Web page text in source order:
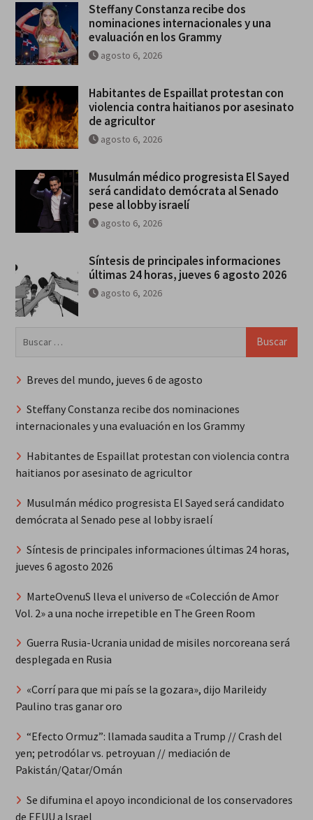
Steffany Constanza recibe dos
nominaciones internacionales y una
evaluación en los Grammy
agosto 6, 2026
Habitantes de Espaillat protestan con
violencia contra haitianos por asesinato
de agricultor
agosto 6, 2026
Musulmán médico progresista El Sayed
será candidato demócrata al Senado
pese al lobby israelí
agosto 6, 2026
Síntesis de principales informaciones
últimas 24 horas, jueves 6 agosto 2026
agosto 6, 2026
Breves del mundo, jueves 6 de agosto
Steffany Constanza recibe dos nominaciones
internacionales y una evaluación en los Grammy
Habitantes de Espaillat protestan con violencia contra
haitianos por asesinato de agricultor
Musulmán médico progresista El Sayed será candidato
demócrata al Senado pese al lobby israelí
Síntesis de principales informaciones últimas 24 horas,
jueves 6 agosto 2026
MarteOvenuS lleva el universo de «Colección de Amor
Vol. 2» a una noche irrepetible en The Green Room
Guerra Rusia-Ucrania unidad de misiles norcoreana será
desplegada en Rusia
«Corrí para que mi país se la gozara», dijo Marileidy
Paulino tras ganar oro
“Efecto Ormuz”: llamada saudita a Trump // Crash del
yen; petrodólar vs. petroyuan // mediación de
Pakistán/Qatar/Omán
Se difumina el apoyo incondicional de los conservadores
de EEUU a Israel